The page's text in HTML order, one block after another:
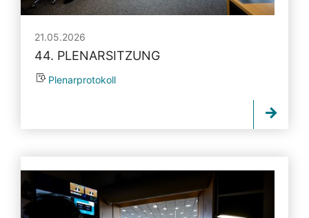
21.05.2026
44. PLENARSITZUNG
Plenarprotokoll